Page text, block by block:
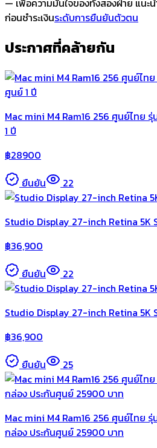
ก่อนชำระเงินระดับการยืนยันตัวตน
ประกาศที่คล้ายกัน
Mac mini M4 Ram16 256 ศูนย์ไทย
1 ปี
฿28900
ยืนยัน
22
Studio Display 27-inch Retina 5K
฿36,900
ยืนยัน
22
Studio Display 27-inch Retina 5K
฿36,900
ยืนยัน
25
Mac mini M4 Ram16 256 ศูนย์ไทย
กล่อง ประกันศูนย์ 25900 บาท